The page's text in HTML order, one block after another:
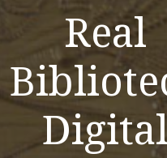
Real
Digital